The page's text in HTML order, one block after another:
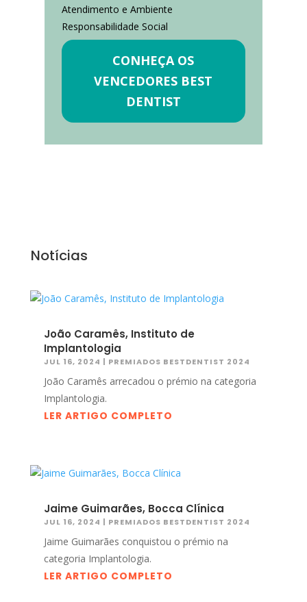
Atendimento e Ambiente
Responsabilidade Social
CONHEÇA OS
VENCEDORES BEST
DENTIST
Notícias
João Caramês, Instituto de
Implantologia
JUL 16, 2024 | PREMIADOS BESTDENTIST 2024
João Caramês arrecadou o prémio na categoria
Implantologia.
LER ARTIGO COMPLETO
Jaime Guimarães, Bocca Clínica
JUL 16, 2024 | PREMIADOS BESTDENTIST 2024
Jaime Guimarães conquistou o prémio na
categoria Implantologia.
LER ARTIGO COMPLETO